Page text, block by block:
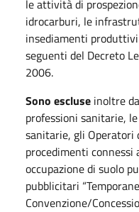
le attività di
idrocarburi, le
insediamenti
seguenti del Decreto
2006.
Sono escluse inoltre
professioni sanitarie,
sanitarie, gli Operatori
procedimenti
occupazione di suolo
pubblicitari
Convenzione/